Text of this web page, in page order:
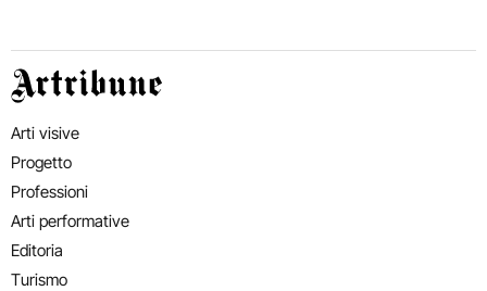
Artribune
Arti visive
Progetto
Professioni
Arti performative
Editoria
Turismo